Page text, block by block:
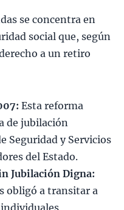
se concentra en
social que, según
a un retiro
Esta reforma
de jubilación
Seguridad y Servicios
del Estado.
Jubilación Digna:
obligó a transitar a